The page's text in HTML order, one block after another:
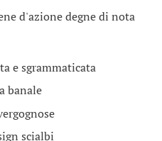
d'azione degne di nota
e sgrammaticata
banale
scialbi